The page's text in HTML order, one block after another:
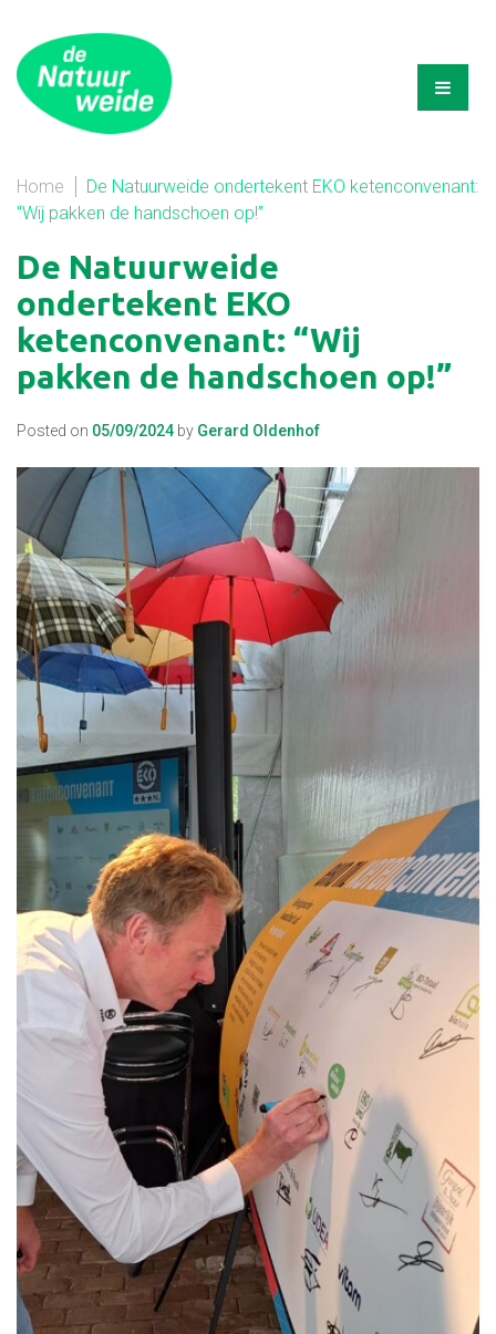
Home
De Natuurweide ondertekent EKO ketenconvenant:
“Wij pakken de handschoen op!”
De Natuurweide
ondertekent EKO
ketenconvenant: “Wij
pakken de handschoen op!”
Posted on 05/09/2024 by Gerard Oldenhof